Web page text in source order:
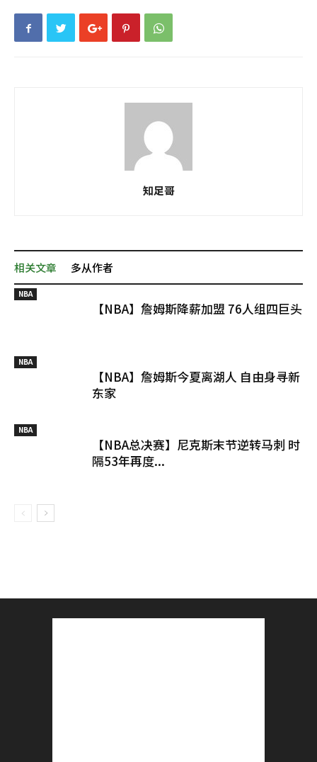
知足哥
相关文章 多从作者
NBA
【NBA】詹姆斯降薪加盟 76人组四巨头
NBA
【NBA】詹姆斯今夏离湖人 自由身寻新
东家
NBA
【NBA总决赛】尼克斯末节逆转马刺 时
隔53年再度...